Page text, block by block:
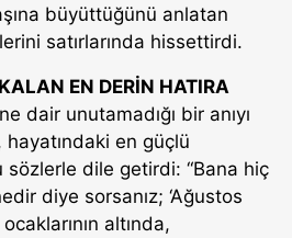
büyüttüğünü anlatan
satırlarında hissettirdi.
EN DERİN HATIRA
dair unutamadığı bir anıyı
en güçlü
dile getirdi: “Bana hiç
diye sorsanız; ‘Ağustos
altında,